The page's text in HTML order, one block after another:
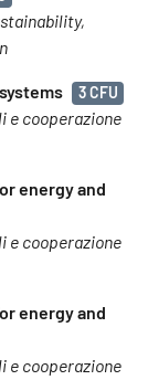
3 CFU
e cooperazione
energy and
e cooperazione
energy and
e cooperazione